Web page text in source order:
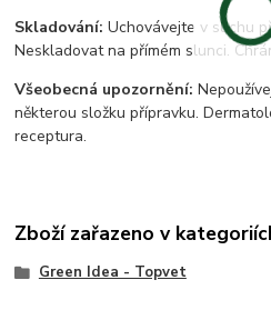
Skladování:Uchovávejte v suchu
Neskladovat na přímém slunci.
Všeobecná upozornění:
některou složku přípravku.
receptura.
Zboží zařazeno v
Green Idea - Topvet